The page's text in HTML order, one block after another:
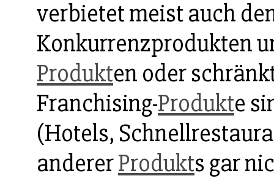
verbietet meist auch
Konkurrenzprodukten
Produkten oder
Franchising-Produkte
(Hotels,
andererProdukts gar